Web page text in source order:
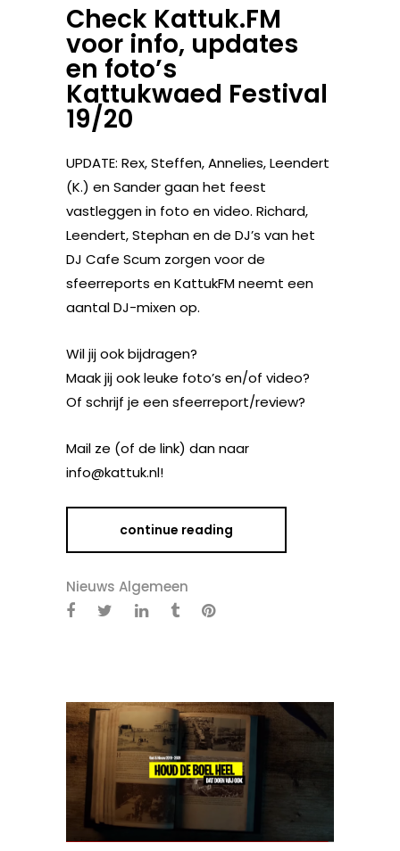
Check Kattuk.FM
voor info, updates
en foto’s
Kattukwaed Festival
19/20
UPDATE: Rex, Steffen, Annelies, Leendert
(K.) en Sander gaan het feest
vastleggen in foto en video. Richard,
Leendert, Stephan en de DJ’s van het
DJ Cafe Scum zorgen voor de
sfeerreports en KattukFM neemt een
aantal DJ-mixen op.
Wil jij ook bijdragen?
Maak jij ook leuke foto’s en/of video?
Of schrijf je een sfeerreport/review?
Mail ze (of de link) dan naar
info@kattuk.nl!
continue reading
Nieuws Algemeen